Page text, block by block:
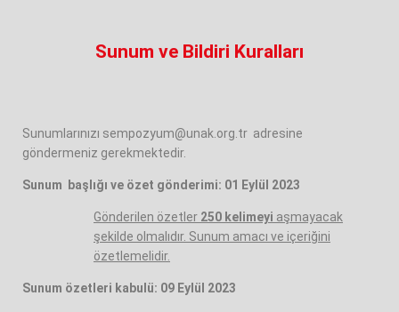
Sunum ve Bildiri Kuralları
Sunumlarınızı sempozyum@unak.org.tr adresine
göndermeniz gerekmektedir.
Sunum başlığı ve özet gönderimi: 01 Eylül 2023
Gönderilen özetler 250 kelimeyi aşmayacak
şekilde olmalıdır. Sunum amacı ve içeriğini
özetlemelidir.
Sunum özetleri kabulü: 09 Eylül 2023